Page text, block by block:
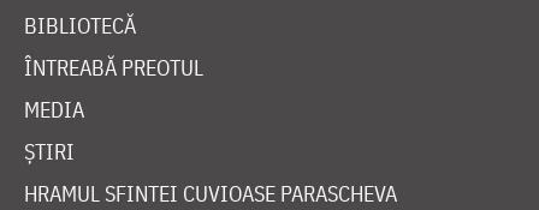
BIBLIOTECĂ
ÎNTREABĂ PREOTUL
MEDIA
ȘTIRI
HRAMUL SFINTEI CUVIOASE PARASCHEVA